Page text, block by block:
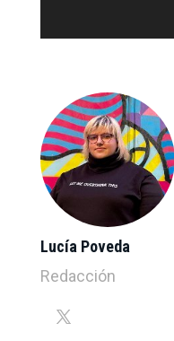
Lucía Poveda
Redacción